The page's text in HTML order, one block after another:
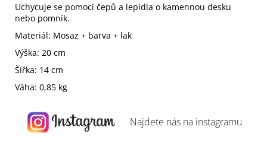
Uchycuje se pomocí čepů a lepidla o kamennou desku
nebo pomník.
Materiál: Mosaz + barva + lak
Výška: 20 cm
Šířka: 14 cm
Váha: 0,85 kg
Najdete nás na instagramu